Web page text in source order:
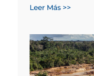
Leer Más >>